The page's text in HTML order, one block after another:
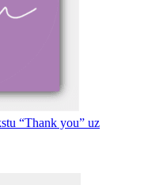
“Thank you” uz